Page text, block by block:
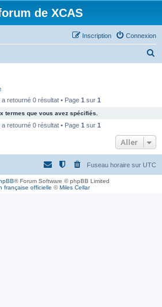
de XCAS
Connexion
Inscription
c
e
retourné 0 résultat • Page 1 sur 1
termes que vous avez spécifiés.
retourné 0 résultat • Page 1 sur 1
Aller
Fuseau horaire sur UTC
® Forum Software © phpBB Limited
française officielle ©Miles Cellar